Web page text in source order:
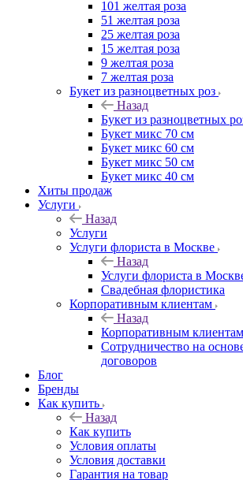
101 желтая роза
51 желтая роза
25 желтая роза
15 желтая роза
9 желтая роза
7 желтая роза
Букет из разноцветных роз
Назад
Букет из разноцветных
Букет микс 70 см
Букет микс 60 см
Букет микс 50 см
Букет микс 40 см
Хиты продаж
Услуги
Назад
Услуги
Услуги флориста в Москве
Назад
Услуги флориста в
Свадебная флористика
Корпоративным клиентам
Назад
Корпоративным клиентам
Сотрудничество на
договоров
Блог
Бренды
Как купить
Назад
Как купить
Условия оплаты
Условия доставки
Гарантия на товар